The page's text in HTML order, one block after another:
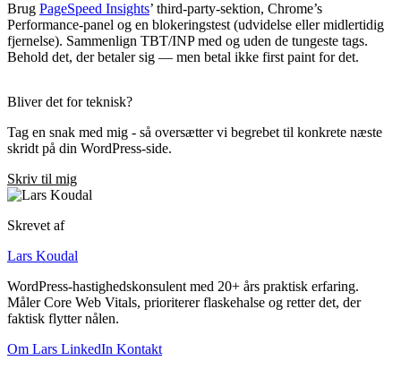
Brug PageSpeed Insights’ third-party-sektion, Chrome’s
Performance-panel og en blokeringstest (udvidelse eller midlertidig
fjernelse). Sammenlign TBT/INP med og uden de tungeste tags.
Behold det, der betaler sig — men betal ikke first paint for det.
Bliver det for teknisk?
Tag en snak med mig - så oversætter vi begrebet til konkrete næste
skridt på din WordPress-side.
Skriv til mig
Skrevet af
Lars Koudal
WordPress-hastighedskonsulent med 20+ års praktisk erfaring.
Måler Core Web Vitals, prioriterer flaskehalse og retter det, der
faktisk flytter nålen.
Om Lars LinkedIn Kontakt